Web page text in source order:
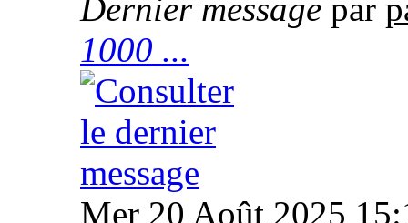
Dernier message par
1000 ...
Mer 20 Août 2025